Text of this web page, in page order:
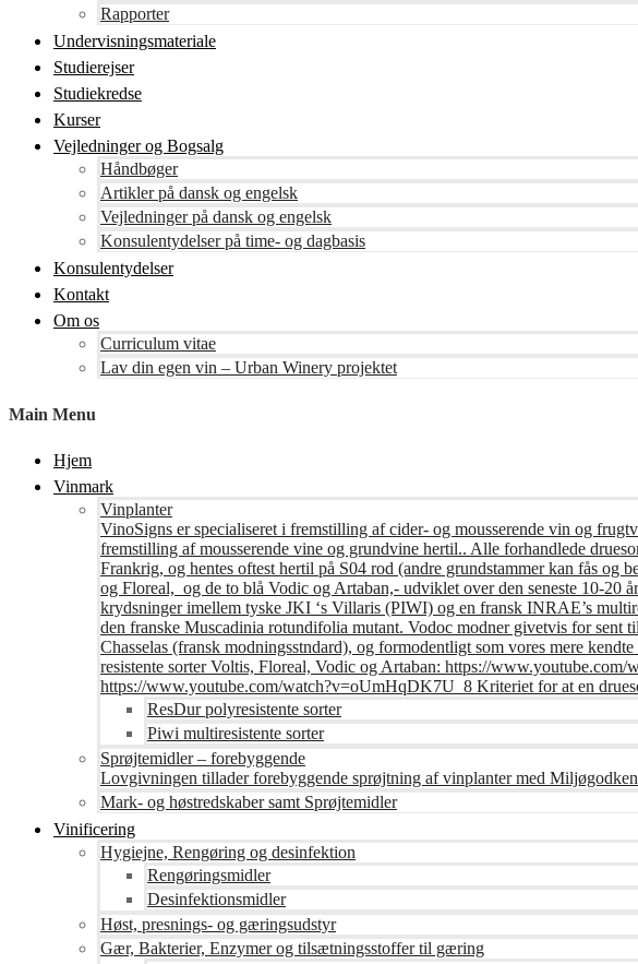
Rapporter
Undervisningsmateriale
Studierejser
Studiekredse
Kurser
Vejledninger og Bogsalg
Håndbøger
Artikler på dansk og engelsk
Vejledninger på dansk og engelsk
Konsulentydelser på time- og dagbasis
Konsulentydelser
Kontakt
Om os
Curriculum vitae
Lav din egen vin – Urban Winery projektet
Main Menu
Hjem
Vinmark
Vinplanter
VinoSigns er specialiseret i fremstilling af cider- og mousserende vin og
fremstilling af mousserende vine og grundvine hertil.. Alle forhandlede
Frankrig, og hentes oftest hertil på S04 rod (andre grundstammer kan fås og
og Floreal, og de to blå Vodic og Artaban,- udviklet over den seneste 10-
krydsninger imellem tyske JKI ‘s Villaris (PIWI) og en fransk INRAE’s
den franske Muscadinia rotundifolia mutant. Vodoc modner givetvis for
Chasselas (fransk modningsstndard), og formodentligt som vores mere
resistente sorter Voltis, Floreal, Vodic og Artaban: https://
https://www.youtube.com/watch?v=oUmHqDK7U_8 Kriteriet for at en
ResDur polyresistente sorter
Piwi multiresistente sorter
Sprøjtemidler – forebyggende
Lovgivningen tillader forebyggende sprøjtning af vinplanter med
Mark- og høstredskaber samt Sprøjtemidler
Vinificering
Hygiejne, Rengøring og desinfektion
Rengøringsmidler
Desinfektionsmidler
Høst, presnings- og gæringsudstyr
Gær, Bakterier, Enzymer og tilsætningsstoffer til gæring